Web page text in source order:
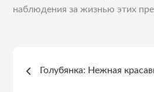
наблюдения за жизнью этих
Навигация
Голубянка: Нежная